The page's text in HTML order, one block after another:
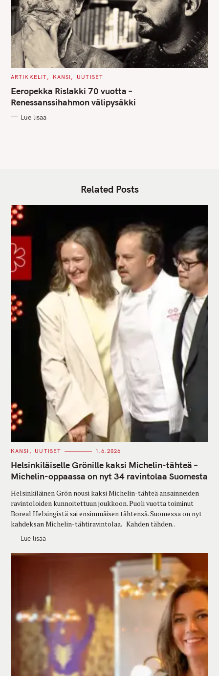
C
T
E
G
O
I
ARTIKKELIT KANSI UUTISET
Eeropekka Rislakki 70 vuotta –
Renessanssihahmon välipysäkki
Lue lisää
Related Posts
C
T
E
G
O
I
E
S
KANSI UUTISET 1.6.2026
Helsinkiläiselle Grönille kaksi Michelin-tähteä –
Michelin-oppaassa on nyt 34 ravintolaa Suomesta
Helsinkiläinen Grön nousi kaksi Michelin-tähteä ansainneiden
ravintoloiden kunnoitettuun joukkoon. Puoli vuotta toiminut
Boreal Helsingistä sai ensimmäisen tähtensä. Suomessa on nyt
kahdeksan Michelin-tähtiravintolaa. Kahden tähden..
Lue lisää